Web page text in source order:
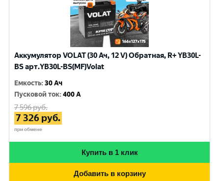
Аккумулятор VOLAT (30 Ач, 12 V) Обратная, R+ YB30L-
BS арт.YB30L-BS(MF)Volat
Емкость:30 Ач
Пусковой ток:400 A
7 596руб.
7 326 руб.
при обмене
Купить в 1 клик
Добавить в корзину